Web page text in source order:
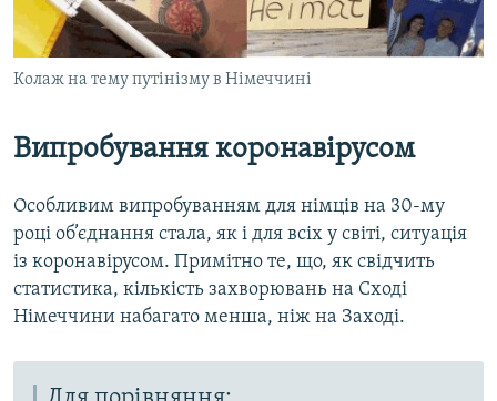
Колаж на тему путінізму в Німеччині
Випробування коронавірусом
Особливим випробуванням для німців на 30-му
році об’єднання стала, як і для всіх у світі, ситуація
із коронавірусом. Примітно те, що, як свідчить
статистика, кількість захворювань на Сході
Німеччини набагато менша, ніж на Заході.